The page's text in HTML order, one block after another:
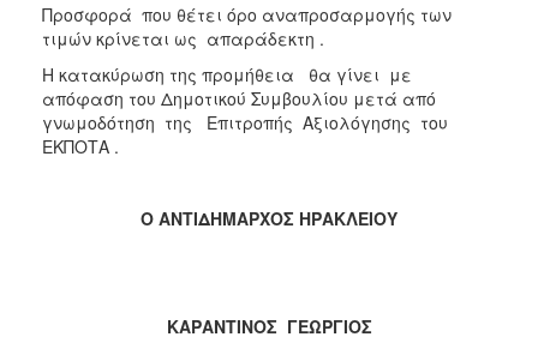
Προσφορά που θέτει όρο αναπροσαρμογής των
τιμών κρίνεται ως απαράδεκτη .
Η κατακύρωση της προμήθεια θα γίνει με
απόφαση του Δημοτικού Συμβουλίου μετά από
γνωμοδότηση της Επιτροπής Αξιολόγησης του
ΕΚΠΟΤΑ .
Ο ΑΝΤΙΔΗΜΑΡΧΟΣ ΗΡΑΚΛΕΙΟΥ
ΚΑΡΑΝΤΙΝΟΣ ΓΕΩΡΓΙΟΣ